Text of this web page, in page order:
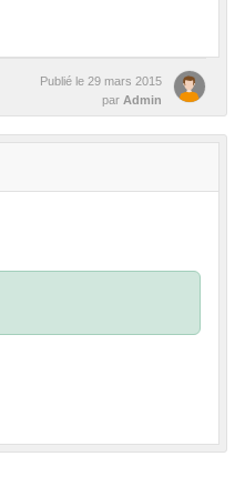
Publié le 29 mars 2015
par Admin